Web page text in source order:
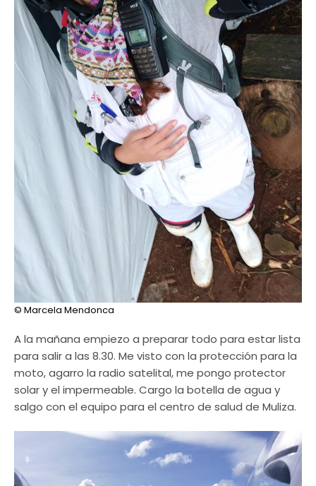
© Marcela Mendonca
A la mañana empiezo a preparar todo para estar lista
para salir a las 8.30. Me visto con la protección para la
moto, agarro la radio satelital, me pongo protector
solar y el impermeable. Cargo la botella de agua y
salgo con el equipo para el centro de salud de Muliza.